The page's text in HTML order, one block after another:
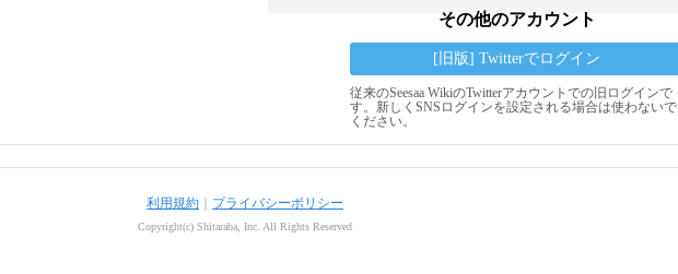
その他のアカウント
[旧版] Twitterでログイン
従来のSeesaa WikiのTwitterアカウントでの旧ログインで
す。新しくSNSログインを設定される場合は使わないで
ください。
利用規約 プライバシーポリシー
Copyright(c) Shitaraba, Inc. All Rights Reserved